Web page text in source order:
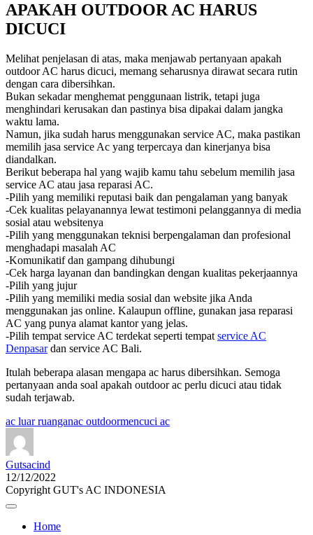
APAKAH OUTDOOR AC HARUS
DICUCI
Melihat penjelasan di atas, maka menjawab pertanyaan apakah
outdoor AC harus dicuci, memang seharusnya dirawat secara rutin
dengan cara dibersihkan.
Bukan sekadar menghemat penggunaan listrik, tetapi juga
menghindari kerusakan dan pastinya bisa dipakai dalam jangka
waktu lama.
Namun, jika sudah harus menggunakan service AC, maka pastikan
memilih jasa service Ac yang terpercaya dan kinerjanya bisa
diandalkan.
Berikut beberapa hal yang wajib kamu tahu sebelum memilih jasa
service AC atau jasa reparasi AC.
-Pilih yang memiliki reputasi baik dan pengalaman yang banyak
-Cek kualitas pelayanannya lewat testimoni pelanggannya di media
sosial atau websitenya
-Pilih yang menggunakan teknisi berpengalaman dan profesional
menghadapi masalah AC
-Komunikatif dan gampang dihubungi
-Cek harga layanan dan bandingkan dengan kualitas pekerjaannya
-Pilih yang jujur
-Pilih yang memiliki media sosial dan website jika Anda
menggunakan jas online. Kalaupun offline, gunakan jasa reparasi
AC yang punya alamat kantor yang jelas.
-Pilih tempat service AC terdekat seperti tempat service AC
Denpasardan service AC Bali.
Itulah beberapa alasan mengapa ac harus dibersihkan. Semoga
pertanyaan anda soal apakah outdoor ac perlu dicuci atau tidak
sudah terjawab.
ac luar ruanganac outdoormencuci ac
Gutsacind
12/12/2022
Copyright GUT's AC INDONESIA
Home